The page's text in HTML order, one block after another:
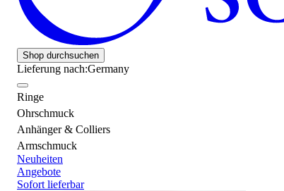
Shop durchsuchen
Lieferung nach:Germany
Ringe
Ohrschmuck
Anhänger & Colliers
Armschmuck
Neuheiten
Angebote
Sofort lieferbar